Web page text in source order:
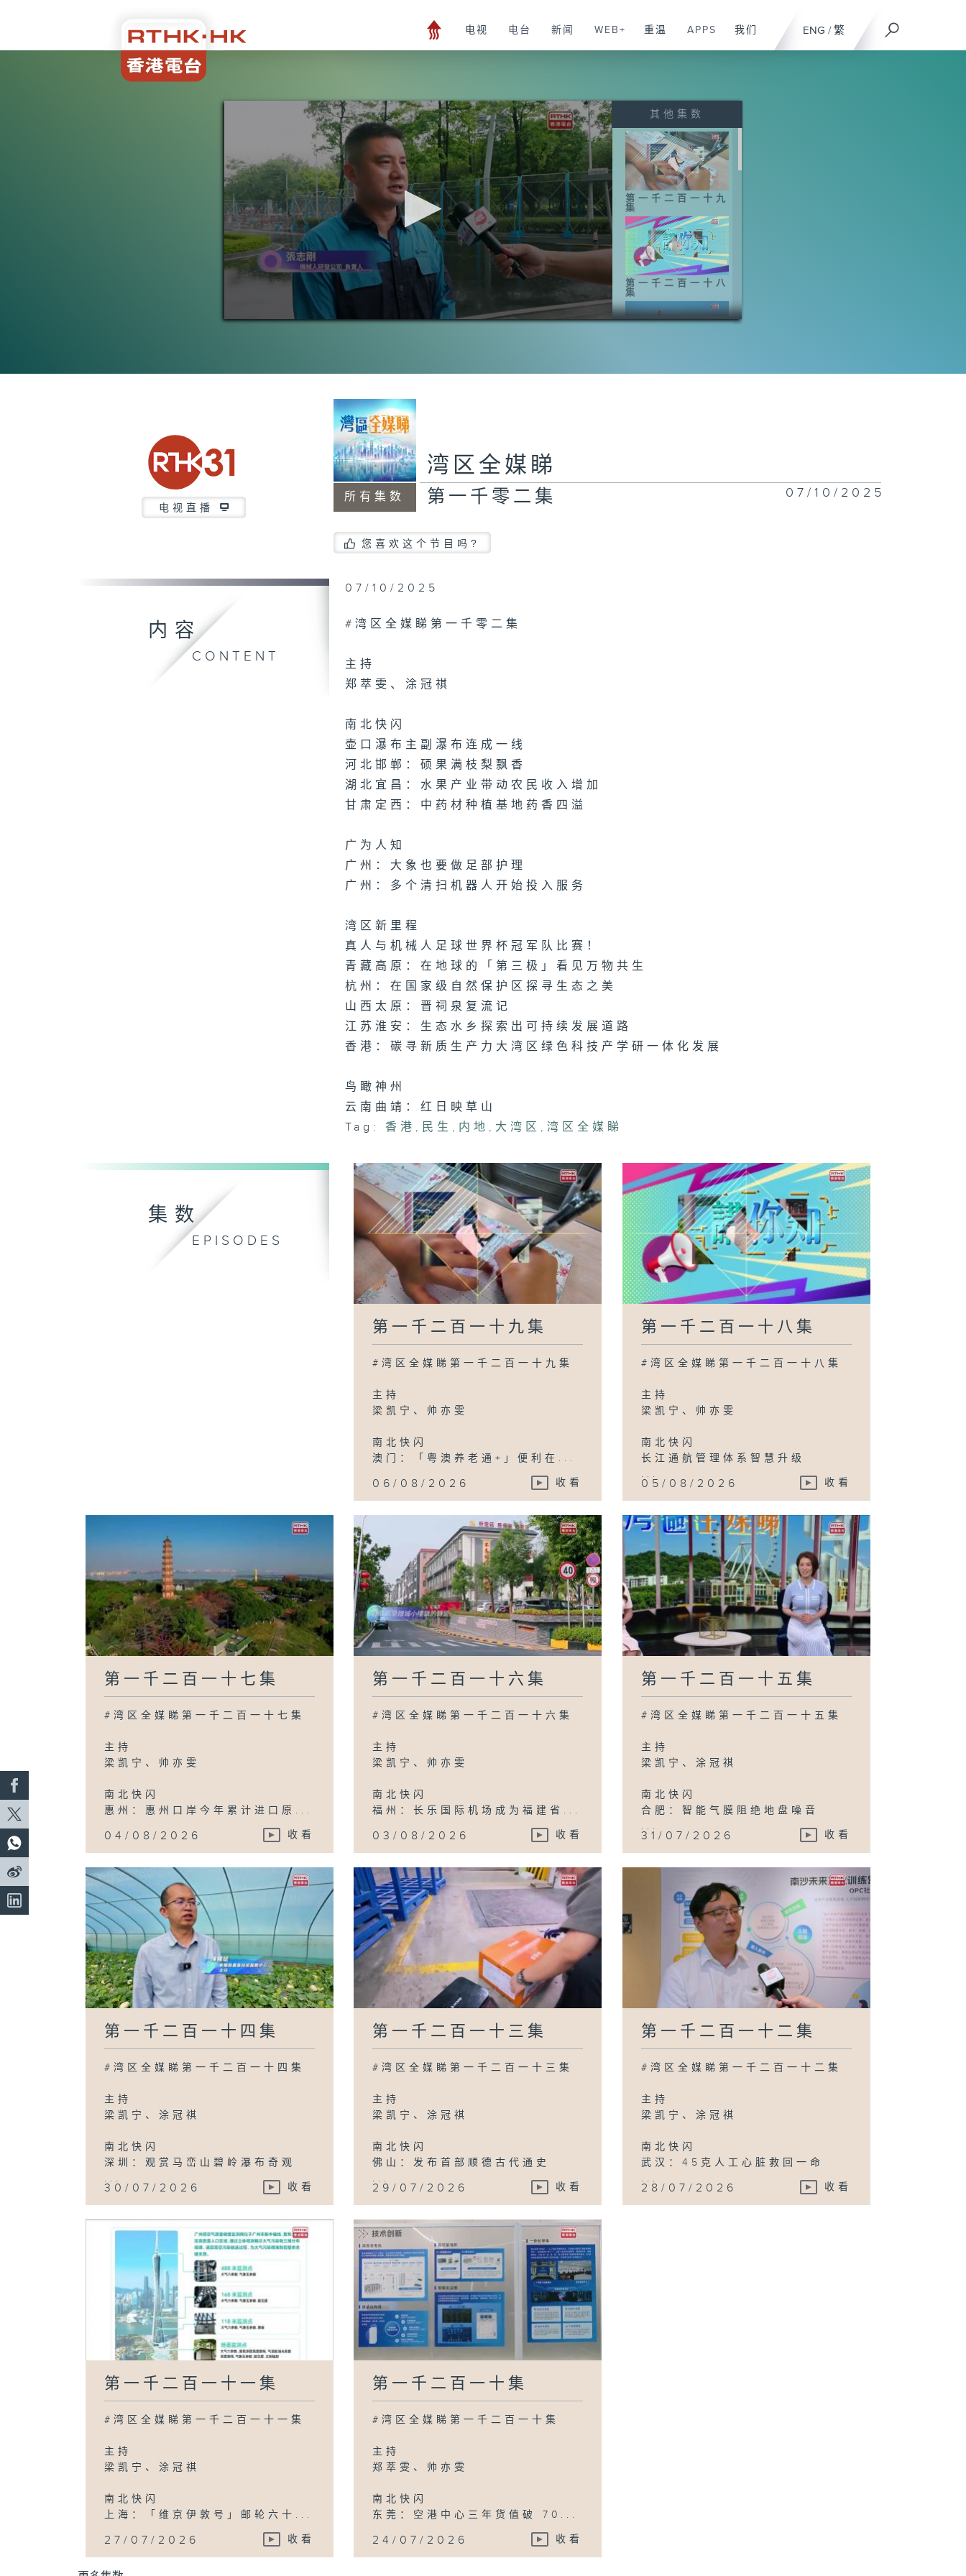
ENG / 繁
电视 电台 新闻 WEB+ 重温 APPS 我们
0
其他集数
第一千二百一十九
集
第一千二百一十八
集
集
第一千二百一十集
电视直播
所有集数
湾区全媒睇
第一千零二集 07/10/2025
您喜欢这个节目吗?
内容
CONTENT
07/10/2025
#湾区全媒睇第一千零二集
主持
郑萃雯、涂冠祺
南北快闪
壶口瀑布主副瀑布连成一线
河北邯郸：硕果满枝梨飘香
湖北宜昌：水果产业带动农民收入增加
甘肃定西：中药材种植基地药香四溢
广为人知
广州：大象也要做足部护理
广州：多个清扫机器人开始投入服务
湾区新里程
真人与机械人足球世界杯冠军队比赛！
青藏高原：在地球的「第三极」看见万物共生
杭州：在国家级自然保护区探寻生态之美
山西太原：晋祠泉复流记
江苏淮安：生态水乡探索出可持续发展道路
香港：碳寻新质生产力大湾区绿色科技产学研一体化发展
鸟瞰神州
云南曲靖：红日映草山
Tag:
香港 , 民生 , 内地 , 大湾区 ,湾区全媒睇
集数
EPISODES
第一千二百一十九集
#湾区全媒睇第一千二百一十九集
主持
梁凯宁、帅亦雯
南北快闪
澳门：「粤澳养老通+」便利在...
06/08/2026 收看
第一千二百一十八集
#湾区全媒睇第一千二百一十八集
主持
梁凯宁、帅亦雯
南北快闪
长江通航管理体系智慧升级
...
05/08/2026 收看
第一千二百一十七集
#湾区全媒睇第一千二百一十七集
主持
梁凯宁、帅亦雯
南北快闪
惠州：惠州口岸今年累计进口原...
04/08/2026 收看
第一千二百一十六集
#湾区全媒睇第一千二百一十六集
主持
梁凯宁、帅亦雯
南北快闪
福州：长乐国际机场成为福建省...
03/08/2026 收看
第一千二百一十五集
#湾区全媒睇第一千二百一十五集
主持
梁凯宁、涂冠祺
南北快闪
合肥：智能气膜阻绝地盘噪音
...
31/07/2026 收看
第一千二百一十四集
#湾区全媒睇第一千二百一十四集
主持
梁凯宁、涂冠祺
南北快闪
深圳：观赏马峦山碧岭瀑布奇观
...
30/07/2026 收看
第一千二百一十三集
#湾区全媒睇第一千二百一十三集
主持
梁凯宁、涂冠祺
南北快闪
佛山：发布首部顺德古代通史
...
29/07/2026 收看
第一千二百一十二集
#湾区全媒睇第一千二百一十二集
主持
梁凯宁、涂冠祺
南北快闪
武汉：45克人工心脏救回一命
...
28/07/2026 收看
第一千二百一十一集
#湾区全媒睇第一千二百一十一集
主持
梁凯宁、涂冠祺
南北快闪
上海：「维京伊敦号」邮轮六十...
27/07/2026 收看
第一千二百一十集
#湾区全媒睇第一千二百一十集
主持
郑萃雯、帅亦雯
南北快闪
东莞：空港中心三年货值破 70...
24/07/2026 收看